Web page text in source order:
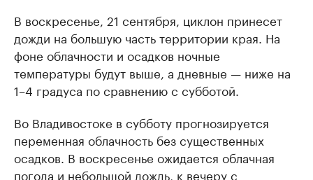
В воскресенье, 21 сентября, циклон принесет
дожди на большую часть территории края. На
фоне облачности и осадков ночные
температуры будут выше, а дневные — ниже на
1–4 градуса по сравнению с субботой.
Во Владивостоке в субботу прогнозируется
переменная облачность без существенных
осадков. В воскресенье ожидается облачная
погода и небольшой дождь, к вечеру с